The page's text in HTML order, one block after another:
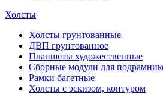
Холсты
Холсты грунтованные
ДВП грунтованное
Планшеты художественные
Сборные модули для
Рамки багетные
Холсты c эскизом, контуром